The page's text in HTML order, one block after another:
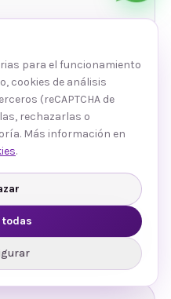
que conecta
para el funcionamiento
cookies de análisis
(reCAPTCHA de
rechazarlas o
Más información en
.